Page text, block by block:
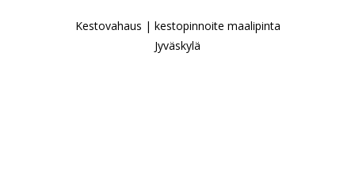
Kestovahaus | kestopinnoite maalipinta
Jyväskylä